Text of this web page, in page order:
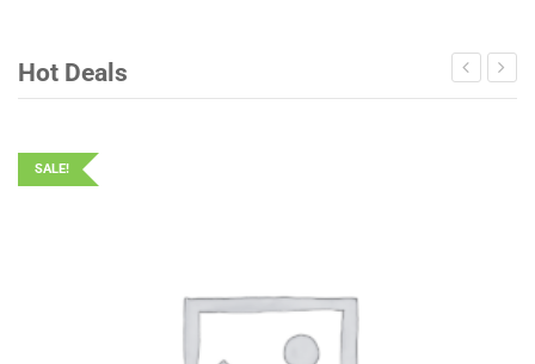
Hot Deals
SALE!